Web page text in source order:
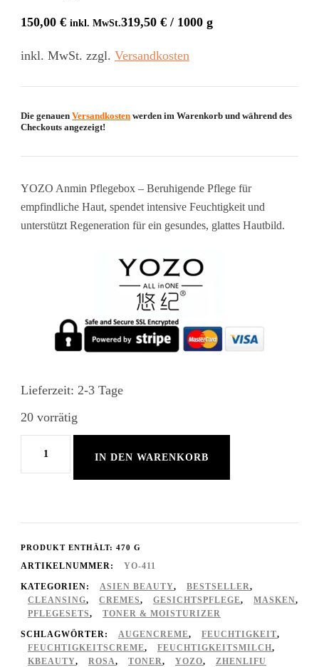
150,00 € inkl. MwSt.319,50 € / 1000 g
inkl. MwSt. zzgl. Versandkosten
Die genauen Versandkosten werden im Warenkorb und während des
Checkouts angezeigt!
YOZO Anmin Pflegebox – Beruhigende Pflege für
empfindliche Haut, spendet intensive Feuchtigkeit und
unterstützt Regeneration für ein gesundes, glattes Hautbild.
Lieferzeit: 2-3 Tage
20 vorrätig
-
Pflegebox
Menge
IN DEN WARENKORB
PRODUKT ENTHÄLT: 470 G
ARTIKELNUMMER: YO-411
KATEGORIEN: ASIEN BEAUTY, BESTSELLER,
CLEANSING, CREMES, GESICHTSPFLEGE, MASKEN,
PFLEGESETS, TONER & MOISTURIZER
SCHLAGWÖRTER: AUGENCREME, FEUCHTIGKEIT,
FEUCHTIGKEITSCREME, FEUCHTIGKEITSMILCH,
KBEAUTY, ROSA, TONER, YOZO, ZHENLIFU